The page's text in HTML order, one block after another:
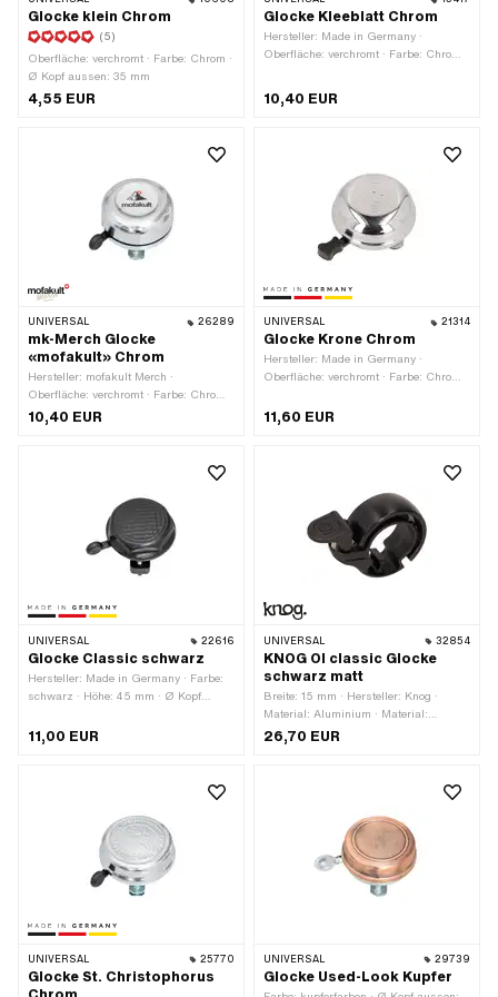
Glocke klein Chrom
(5)
Oberfläche: verchromt · Farbe: Chrom ·
Ø Kopf aussen: 35 mm
4,55 EUR
Glocke Kleeblatt Chrom
Hersteller: Made in Germany ·
Oberfläche: verchromt · Farbe: Chrom ·
10,40 EUR
UNIVERSAL 26289
mk-Merch Glocke
«mofakult» Chrom
Hersteller: mofakult Merch ·
Oberfläche: verchromt · Farbe: Chrom ·
Höhe: 30 mm · Ø Kopf aussen: 55 mm
10,40 EUR
UNIVERSAL 21314
Glocke Krone Chrom
Hersteller: Made in Germany ·
Oberfläche: verchromt · Farbe: Chrom ·
11,60 EUR
UNIVERSAL 22616
Glocke Classic schwarz
Hersteller: Made in Germany · Farbe:
schwarz · Höhe: 45 mm · Ø Kopf
11,00 EUR
UNIVERSAL 32854
KNOG OI classic Glocke
schwarz matt
Breite: 15 mm · Hersteller: Knog ·
Material: Aluminium · Material:
Kunststoff · Oberfläche: eloxiert ·
Farbe: schwarz-matt ·
26,70 EUR
UNIVERSAL 25770
Glocke St. Christophorus
UNIVERSAL 29739
Glocke Used-Look Kupfer